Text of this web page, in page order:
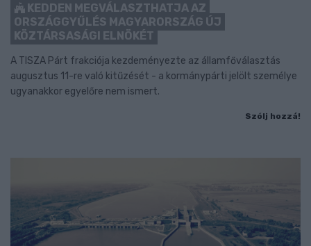
KEDDEN MEGVÁLASZTHATJA AZ
ORSZÁGGYŰLÉS MAGYARORSZÁG ÚJ
KÖZTÁRSASÁGI ELNÖKÉT
A TISZA Párt frakciója kezdeményezte az államfőválasztás
augusztus 11-re való kitűzését - a kormánypárti jelölt személye
ugyanakkor egyelőre nem ismert.
Szólj hozzá!